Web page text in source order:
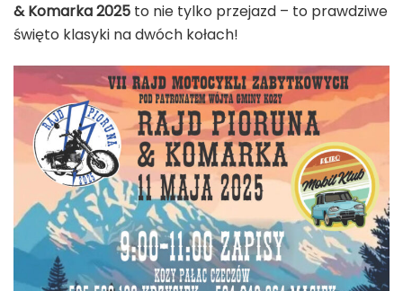
& Komarka 2025 to nie tylko przejazd – to prawdziwe
święto klasyki na dwóch kołach!